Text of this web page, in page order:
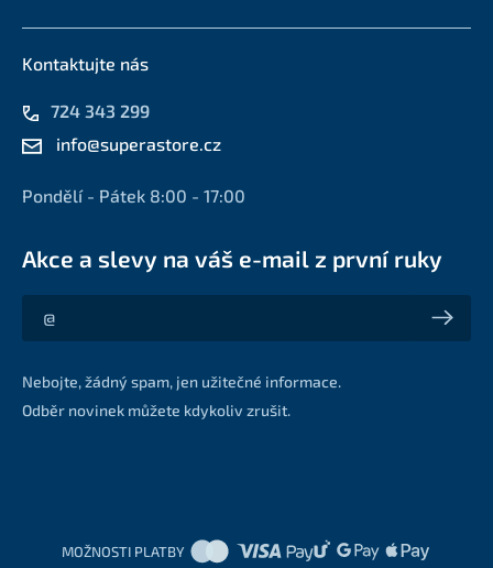
Kontaktujte nás
724 343 299
info@superastore.cz
Pondělí - Pátek 8:00 - 17:00
Akce a slevy na váš e-mail z první ruky
Akce a slevy na váš e-mail z první ruky
Nebojte, žádný spam, jen užitečné informace.
Odběr novinek můžete kdykoliv zrušit.
MOŽNOSTI PLATBY